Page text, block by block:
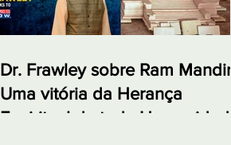
Dr. Frawley sobre Ram Mandir:
Uma vitória da Herança
Espiritual de toda Humanidade